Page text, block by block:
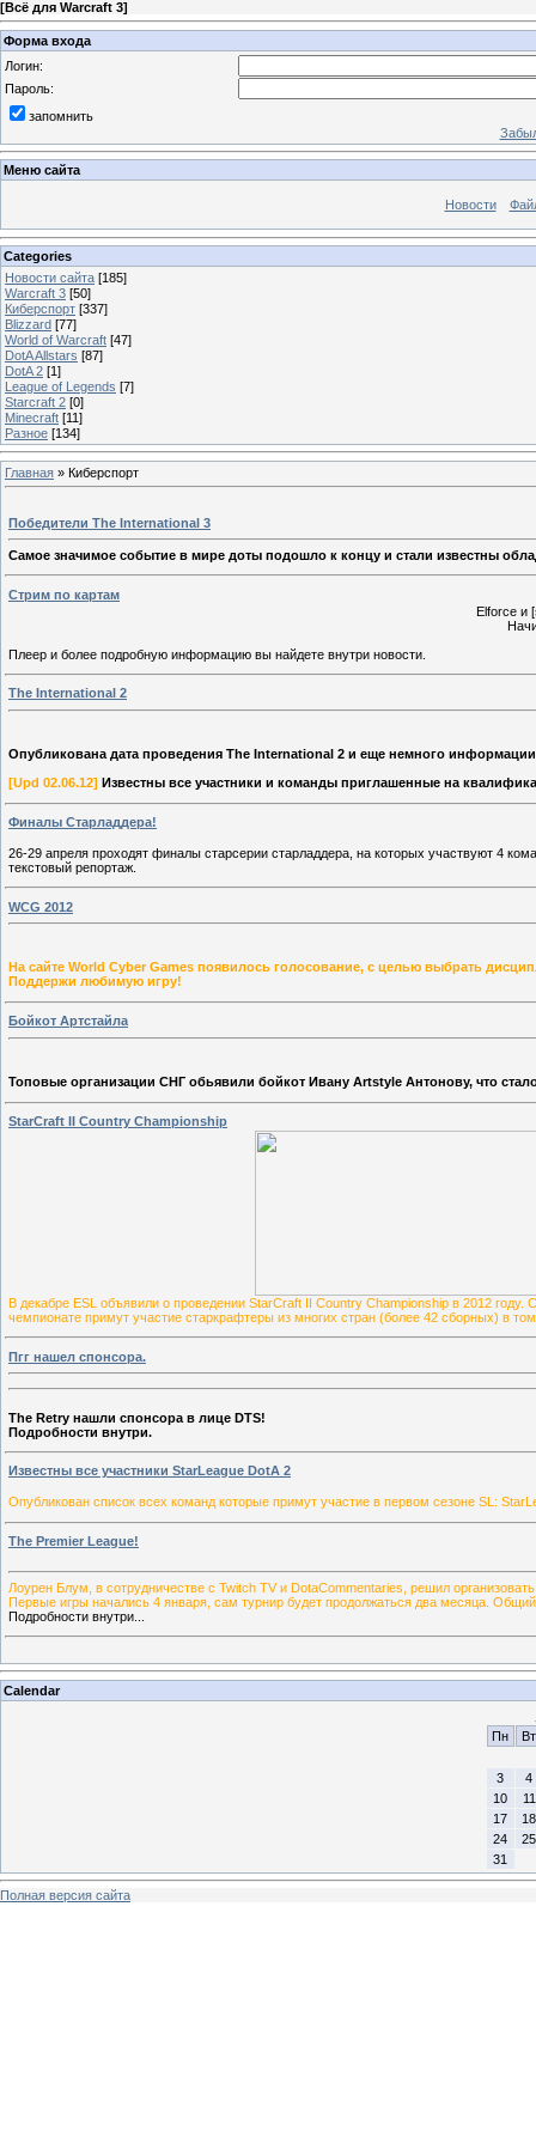
[Всё для Warcraft 3]
Форма входа
Логин:
Пароль:
запомнить
Меню сайта
Новости
Categories
Новости сайта [185]
Warcraft 3 [50]
Киберспорт [337]
Blizzard [77]
World of Warcraft [47]
DotA Allstars [87]
DotA 2 [1]
League of Legends [7]
Starcraft 2 [0]
Minecraft [11]
Разное [134]
Главная » Киберспорт
Победители The International 3
Самое значимое событие в мире доты подошло к концу и стали известны
Стрим по картам
Elforce и
Плеер и более подробную информацию вы найдете внутри новости.
The International 2
Опубликована дата проведения The International 2 и еще немного
[Upd 02.06.12] Извеcтны все участники и команды приглашенные на
Финалы Старладдера!
26-29 апреля проходят финалы старсерии старладдера, на которых участвуют 4
текстовый репортаж.
WCG 2012
На сайте World Cyber Games появилось голосование, с целью выбрать
Поддержи любимую игру!
Бойкот Артстайла
Топовые организации СНГ обьявили бойкот Ивану Artstyle Антонову, что
StarCraft II Country Championship
В декабре ESL объявили о проведении StarCraft II Country Championship в 2012
чемпионате примут участие старкрафтеры из многих стран (более 42 сборных) в
Пгг нашел спонсора.
The Retry нашли спонсора в лице DTS!
Подробности внутри.
Известны все участники StarLeague DotA 2
Опубликован список всех команд которые примут участие в первом сезоне SL:
The Premier League!
Лоурен Блум, в сотрудничестве с Twitch TV и DotaCommentaries, решил
Первые игры начались 4 января, сам турнир будет продолжаться два месяца.
Подробности внутри...
Calendar
Пн
Вт
3
4
10
11
17
18
24
25
31
Полная версия сайта